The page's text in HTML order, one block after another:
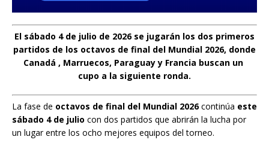
El sábado 4 de julio de 2026 se jugarán los dos primeros
partidos de los octavos de final del Mundial 2026, donde
Canadá , Marruecos, Paraguay y Francia buscan un
cupo a la siguiente ronda.
La fase de octavos de final del Mundial 2026continúa este
sábado 4 de julio con dos partidos que abrirán la lucha por
un lugar entre los ocho mejores equipos del torneo.